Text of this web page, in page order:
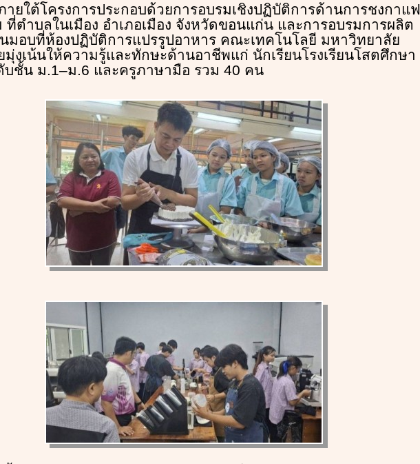
ายใต้โครงการประกอบด้วยการอบรมเชิงปฏิบัติการด้านการชงกาแฟ
ที่ตำบลในเมือง อำเภอเมือง จังหวัดขอนแก่น และการอบรมการผลิต
นมอบที่ห้องปฏิบัติการแปรรูปอาหาร คณะเทคโนโลยี มหาวิทยาลัย
งเน้นให้ความรู้และทักษะด้านอาชีพแก่ นักเรียนโรงเรียนโสตศึกษา
บชั้น ม.1–ม.6 และครูภาษามือ รวม 40 คน